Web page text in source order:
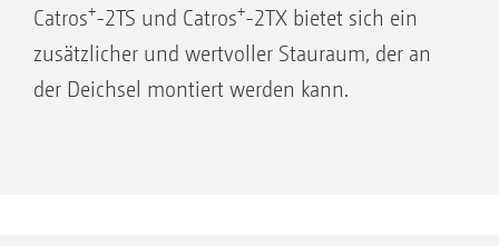
Catros+-2TS und Catros+-2TX bietet sich ein
zusätzlicher und wertvoller Stauraum, der an
der Deichsel montiert werden kann.